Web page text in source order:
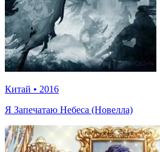
Китай • 2016
Я Запечатаю Небеса (Новелла)